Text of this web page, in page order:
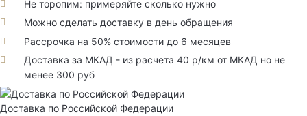
Не торопим: примеряйте сколько нужно
Можно сделать доставку в день обращения
Рассрочка на 50% стоимости до 6 месяцев
Доставка за МКАД - из расчета 40 р/км от МКАД но не
менее 300 руб
Доставка по Российской Федерации